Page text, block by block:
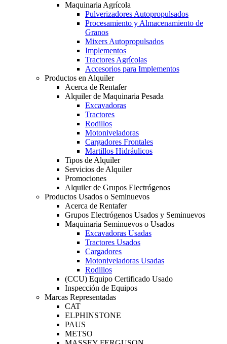
Maquinaria Agrícola
Pulverizadores Autopropulsados
Procesamiento y Almacenamiento de
Granos
Mixers Autopropulsados
Implementos
Tractores Agrícolas
Accesorios para Implementos
Productos en Alquiler
Acerca de Rentafer
Alquiler de Maquinaria Pesada
Excavadoras
Tractores
Rodillos
Motoniveladoras
Cargadores Frontales
Martillos Hidráulicos
Tipos de Alquiler
Servicios de Alquiler
Promociones
Alquiler de Grupos Electrógenos
Productos Usados o Seminuevos
Acerca de Rentafer
Grupos Electrógenos Usados y Seminuevos
Maquinaria Seminuevos o Usados
Excavadoras Usadas
Tractores Usados
Cargadores
Motoniveladoras Usadas
Rodillos
(CCU) Equipo Certificado Usado
Inspección de Equipos
Marcas Representadas
CAT
ELPHINSTONE
PAUS
METSO